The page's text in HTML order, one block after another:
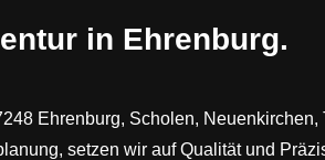
in Ehrenburg.
Ehrenburg, Scholen,
setzen wir auf Qualität und